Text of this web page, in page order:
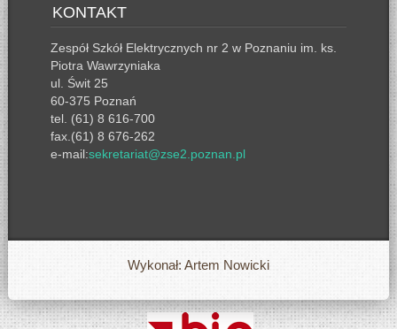
KONTAKT
Zespół Szkół Elektrycznych nr 2 w Poznaniu im. ks.
Piotra Wawrzyniaka
ul. Świt 25
60-375 Poznań
tel. (61) 8 616-700
fax.(61) 8 676-262
e-mail:sekretariat@zse2.poznan.pl
Wykonał: Artem Nowicki